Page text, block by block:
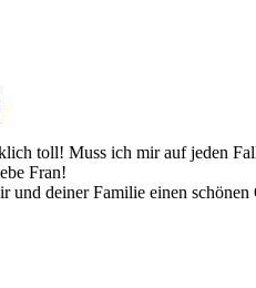
toll! Muss ich mir auf jeden
Fran!
und deiner Familie einen schönen